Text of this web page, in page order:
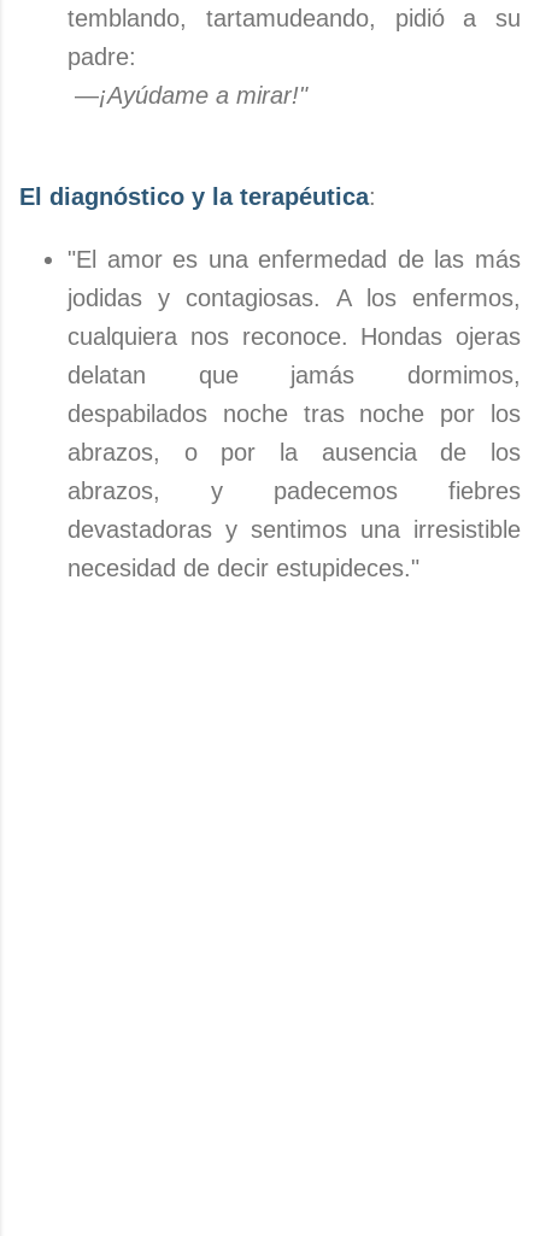
temblando, tartamudeando, pidió a su
padre:
—¡Ayúdame a mirar!"
El diagnóstico y la terapéutica:
"El amor es una enfermedad de las más
jodidas y contagiosas. A los enfermos,
cualquiera nos reconoce. Hondas ojeras
delatan que jamás dormimos,
despabilados noche tras noche por los
abrazos, o por la ausencia de los
abrazos, y padecemos fiebres
devastadoras y sentimos una irresistible
necesidad de decir estupideces."